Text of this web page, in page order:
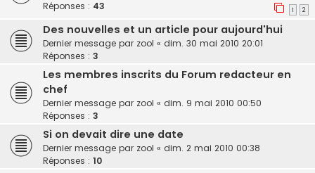
Réponses : 43 1 2
Des nouvelles et un article pour aujourd'hui
Dernier message par zool « dim. 30 mai 2010 20:01
Réponses : 3
Les membres inscrits du Forum redacteur en
chef
Dernier message par zool « dim. 9 mai 2010 00:50
Réponses : 3
Si on devait dire une date
Dernier message par zool « dim. 2 mai 2010 00:38
Réponses : 10